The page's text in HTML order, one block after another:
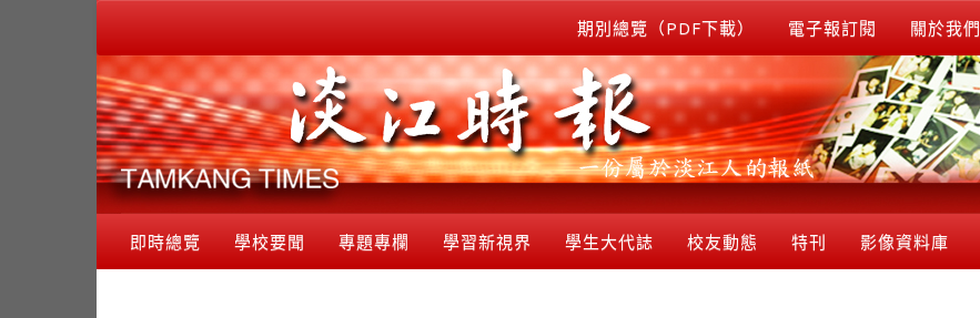
期別總覽（PDF下載） 電子報訂閱 關於我們
即時總覽 學校要聞 專題專欄 學習新視界 學生大代誌 校友動態 特刊 影像資料庫